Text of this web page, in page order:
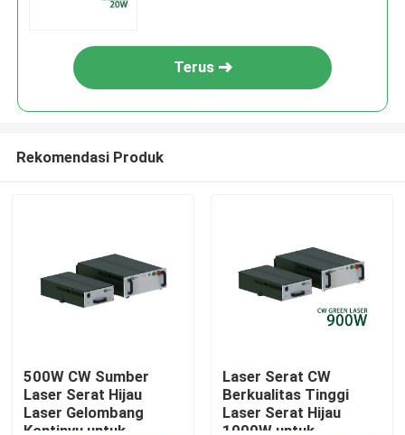
Terus
Rekomendasi Produk
500W CW Sumber
Laser Serat Hijau
Laser Gelombang
Kontinyu untuk
Laser Serat CW
Berkualitas Tinggi
Laser Serat Hijau
1000W untuk